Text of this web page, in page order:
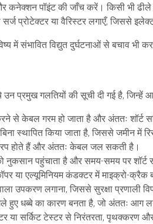
पॉइंट की जाँच करें। किसी भी
सर्ज प्रोटेक्टर या वैरिस्टर लगाएँ, जिससे
में संभावित विद्युत दुर्घटनाओं से बचाव भी
प्रमुख गलतियों की सूची दी गई है, जिन्हें
से केबल गरम हो जाता है और अंततः शॉर्ट
स्थापित किया जाता है, जिससे जमीन में
होते हैं और अंततः केबल जल सकती है।
पहुंचाता है और समय-समय पर शॉर्ट
या एल्यूमिनियम कंडक्टर में माइक्रो-
उपकरण लगाना, जिससे सुरक्षा प्रणाली
हुए धब्बे का कारण बनता है, जो अंततः आग
या सर्किट टेस्टर से निरंतरता, पृथक्करण